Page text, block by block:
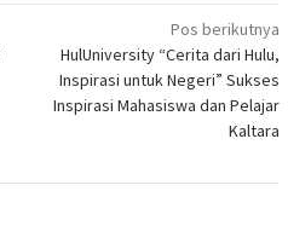
Pos berikutnya
HulUniversity “Cerita dari Hulu,
Inspirasi untuk Negeri” Sukses
Inspirasi Mahasiswa dan Pelajar
Kaltara